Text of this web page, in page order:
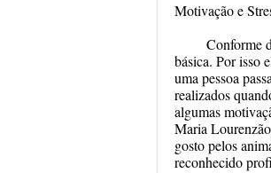
Motivação e
Conforme
básica. Por isso
uma pessoa
realizados
algumas
Maria
gosto pelos
reconhecido